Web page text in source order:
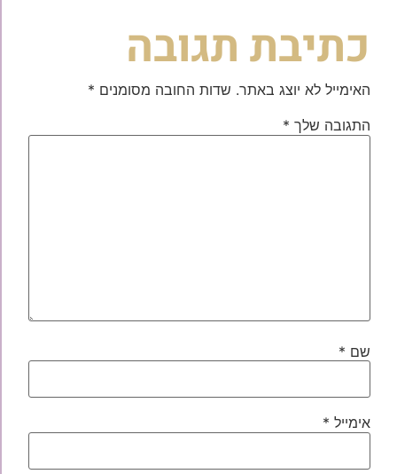
כתיבת תגובה
האימייל לא יוצג באתר. שדות החובה מסומנים *
התגובה שלך *
שם *
אימייל *